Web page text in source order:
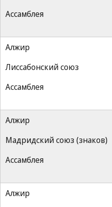
Ассамблея
Алжир
Лиссабонский союз
Ассамблея
Алжир
Мадридский союз (знаков)
Ассамблея
Алжир